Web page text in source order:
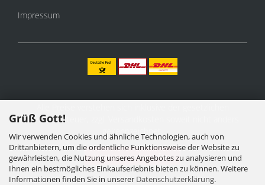
Grüß Gott!
Wir verwenden Cookies und ähnliche Technologien, auch von
Drittanbietern, um die ordentliche Funktionsweise der Website zu
gewährleisten, die Nutzung unseres Angebotes zu analysieren und
Ihnen ein bestmögliches Einkaufserlebnis bieten zu können. Weitere
Informationen finden Sie in unserer Datenschutzerklärung.
Impressum
Mehrwertsteuer, zzgl.
gekennzeichnet.
Vertrag widerrufen